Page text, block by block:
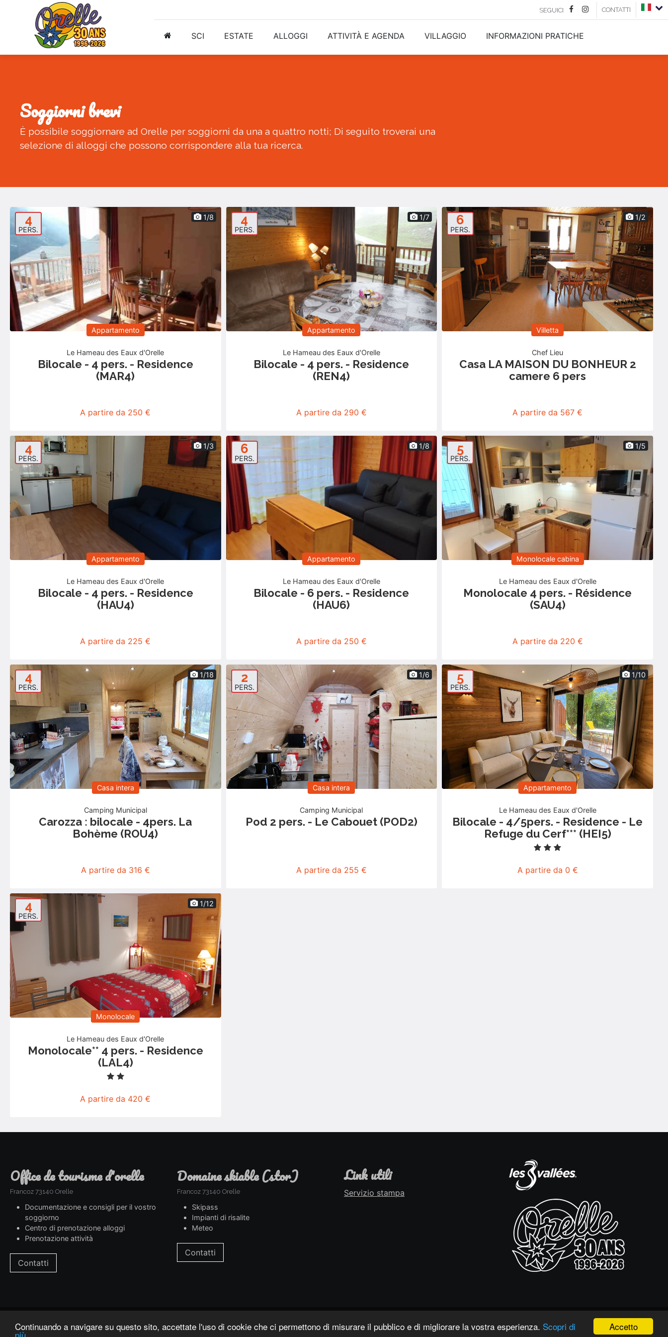
Accetto
Continuando a navigare su questo sito, accettate l'uso di cookie che ci permettono di misurare il pubblico e di migliorare la vostra esperienza. Scopri di
SEGUICI CONTATTI
SCI ESTATE ALLOGGI ATTIVITÀ E AGENDA VILLAGGIO INFORMAZIONI PRATICHE
soggiorni brevi
È possibile soggiornare ad Orelle per soggiorni da una a quattro notti; Di seguito troverai una
selezione di alloggi che possono corrispondere alla tua ricerca.
4
PERS.
1/8
Appartamento
Le Hameau des Eaux d'Orelle
Bilocale - 4 pers. - Residence
(MAR4)
A partire da 250 €
4
PERS.
1/7
Appartamento
Le Hameau des Eaux d'Orelle
Bilocale - 4 pers. - Residence
(REN4)
A partire da 290 €
6
PERS.
1/2
Villetta
Chef Lieu
Casa LA MAISON DU BONHEUR 2
camere 6 pers
A partire da 567 €
4
PERS.
1/3
Appartamento
Le Hameau des Eaux d'Orelle
Bilocale - 4 pers. - Residence
(HAU4)
A partire da 225 €
6
PERS.
1/8
Appartamento
Le Hameau des Eaux d'Orelle
Bilocale - 6 pers. - Residence
(HAU6)
A partire da 250 €
5
PERS.
1/5
Monolocale cabina
Le Hameau des Eaux d'Orelle
Monolocale 4 pers. - Résidence
(SAU4)
A partire da 220 €
4
PERS.
1/18
Casa intera
Camping Municipal
Carozza : bilocale - 4pers. La
Bohème (ROU4)
A partire da 316 €
2
PERS.
1/6
Casa intera
Camping Municipal
Pod 2 pers. - Le Cabouet (POD2)
A partire da 255 €
5
PERS.
1/10
Appartamento
Le Hameau des Eaux d'Orelle
Bilocale - 4/5pers. - Residence - Le
Refuge du Cerf*** (HEI5)
A partire da 0 €
4
PERS.
1/12
Monolocale
Le Hameau des Eaux d'Orelle
Monolocale** 4 pers. - Residence
(LAL4)
A partire da 420 €
office de tourisme d'orelle
Francoz 73140 Orelle
Documentazione e consigli per il vostro
soggiorno
Centro di prenotazione alloggi
Prenotazione attività
Contatti
domaine skiable (stor)
Francoz 73140 Orelle
Skipass
Impianti di risalite
Meteo
Contatti
link utili
Servizio stampa
informazioni legali © Orelle - Les 3 Vallées